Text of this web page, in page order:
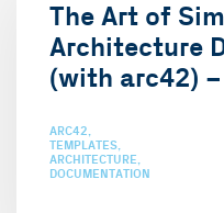
The Art of
Architecture
(with arc42)
ARC42
TEMPLATES
ARCHITECTURE
DOCUMENTATION